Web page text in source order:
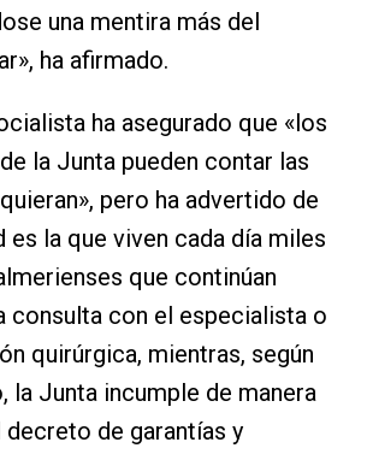
una mentira más del
ha afirmado.
ha asegurado que «los
la Junta pueden contar las
pero ha advertido de
es la que viven cada día miles
que continúan
consulta con el especialista o
quirúrgica, mientras, según
la Junta incumple de manera
de garantías y